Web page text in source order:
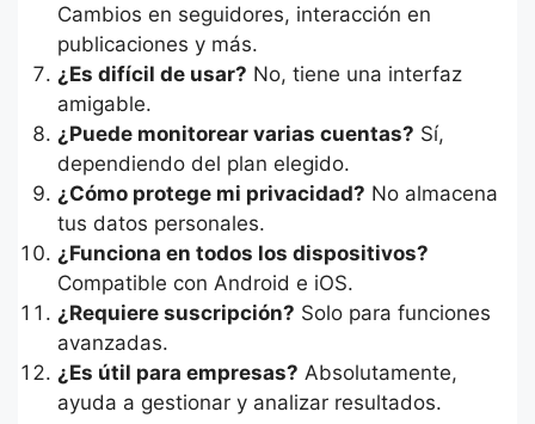
Cambios en seguidores, interacción en
publicaciones y más.
¿Es difícil de usar? No, tiene una interfaz
amigable.
¿Puede monitorear varias cuentas? Sí,
dependiendo del plan elegido.
¿Cómo protege mi privacidad? No almacena
tus datos personales.
¿Funciona en todos los dispositivos?
Compatible con Android e iOS.
¿Requiere suscripción? Solo para funciones
avanzadas.
¿Es útil para empresas? Absolutamente,
ayuda a gestionar y analizar resultados.